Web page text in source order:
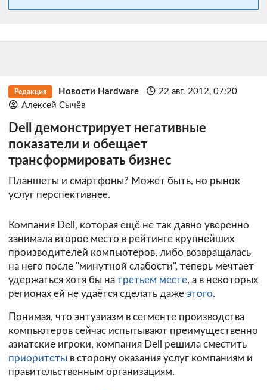
Редакция Новости Hardware
22 авг. 2012, 07:20
Алексей Сычёв
Dell демонстрирует негативные
показатели и обещает
трансформировать бизнес
Планшеты и смартфоны? Может быть, но рынок
услуг перспективнее.
Компания Dell, которая ещё не так давно уверенно
занимала второе место в рейтинге крупнейших
производителей компьютеров, либо возвращалась
на него после "минутной слабости", теперь мечтает
удержаться хотя бы на третьем месте, а в некоторых
регионах ей не удаётся сделать даже этого.
Понимая, что энтузиазм в сегменте производства
компьютеров сейчас испытывают преимущественно
азиатские игроки, компания Dell решила сместить
приоритеты в сторону оказания услуг компаниям и
правительственным организациям.